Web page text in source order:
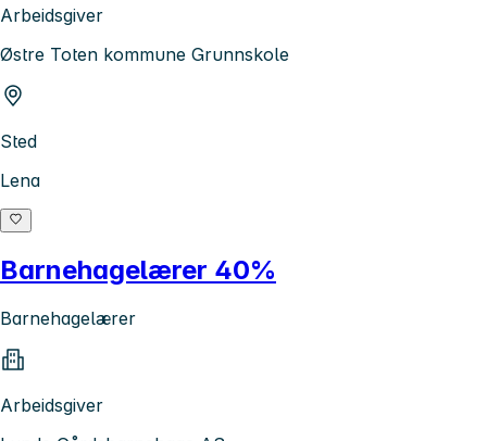
Arbeidsgiver
Østre Toten kommune Grunnskole
Sted
Lena
Barnehagelærer 40%
Barnehagelærer
Arbeidsgiver